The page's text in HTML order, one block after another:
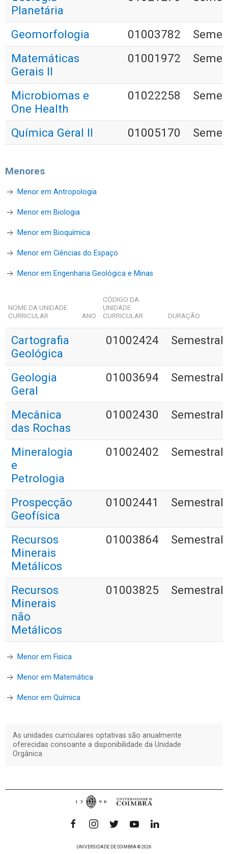
Planetária
Geomorfologia 01003782
Matemáticas
Gerais II
01001972
Microbiomas e
One Health
01022258
Química Geral II 01005170
Menores
Menor em Antropologia
Menor em Biologia
Menor em Bioquímica
Menor em Ciências do Espaço
Menor em Engenharia Geológica e Minas
NOME DA UNIDADE
CURRICULAR
ANO
CÓDIGO DA
UNIDADE
CURRICULAR
DURAÇÃO
Cartografia
Geológica
01002424 Semestral
Geologia
Geral
01003694 Semestral
Mecânica
das Rochas
01002430 Semestral
Mineralogia
e
Petrologia
01002402 Semestral
Prospecção
Geofísica
01002441 Semestral
Recursos
Minerais
Metálicos
01003864 Semestral
Recursos
Minerais
não
Metálicos
01003825 Semestral
Menor em Fisica
Menor em Matemática
Menor em Química
As unidades curriculares optativas são anualmente
oferecidas consoante a disponibilidade da Unidade
Orgânica
UNIVERSIDADE DE COIMBRA © 2026